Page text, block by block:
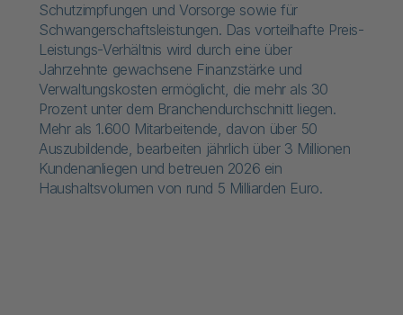
Schutzimpfungen und Vorsorge sowie für
Schwangerschaftsleistungen. Das vorteilhafte Preis-
Leistungs-Verhältnis wird durch eine über
Jahrzehnte gewachsene Finanzstärke und
Verwaltungskosten ermöglicht, die mehr als 30
Prozent unter dem Branchendurchschnitt liegen.
Mehr als 1.600 Mitarbeitende, davon über 50
Auszubildende, bearbeiten jährlich über 3 Millionen
Kundenanliegen und betreuen 2026 ein
Haushaltsvolumen von rund 5 Milliarden Euro.